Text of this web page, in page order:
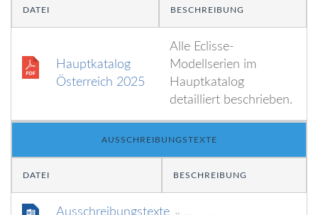
DATEI BESCHREIBUNG
Hauptkatalog
Österreich 2025
Alle Eclisse-
Modellserien im
Hauptkatalog
detailliert beschrieben.
AUSSCHREIBUNGSTEXTE
DATEI BESCHREIBUNG
Ausschreibungstexte